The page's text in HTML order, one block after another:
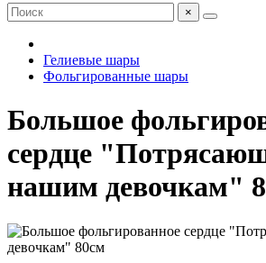
×
Гелиевые шары
Фольгированные шары
Большое
сердце
нашим девочкам"